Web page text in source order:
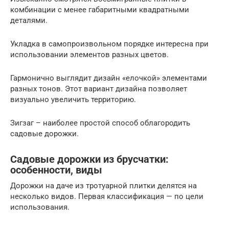
комбинации с менее габаритными квадратными
деталями.
Укладка в самопроизвольном порядке интересна при
использовании элементов разных цветов.
Гармонично выглядит дизайн «елочкой» элементами
разных тонов. Этот вариант дизайна позволяет
визуально увеличить территорию.
Зигзаг – наиболее простой способ облагородить
садовые дорожки.
Садовые дорожки из брусчатки:
особенности, виды
Дорожки на даче из тротуарной плитки делятся на
несколько видов. Первая классификация — по цели
использования.